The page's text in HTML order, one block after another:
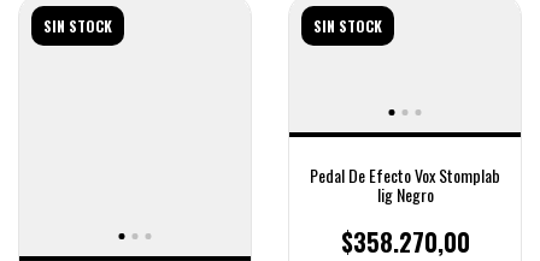
SIN STOCK SIN STOCK
Pedal De Efecto Vox Stomplab
Iig Negro
$358.270,00